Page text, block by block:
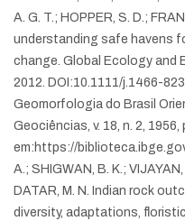
A. G. T.; HOPPER, S. D.;
understanding safe havens
change. Global Ecology and
2012. DOI:10.1111/j.1466-
Geomorfologia do Brasil
Geociências, v. 18, n. 2,
em: https://
A.; SHIGWAN, B. K.;
DATAR, M. N. Indian rock
diversity, adaptations,